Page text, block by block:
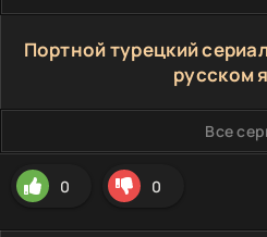
Портной турецкий
русском
Все
0 0